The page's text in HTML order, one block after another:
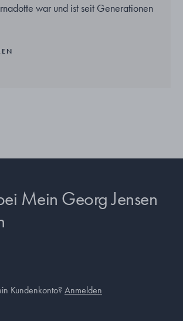
war und ist seit Generationen
Mein Georg Jensen
Kundenkonto? Anmelden